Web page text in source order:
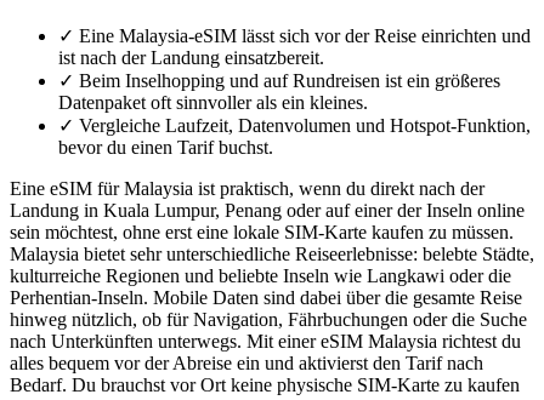
✓ Eine Malaysia-eSIM lässt sich vor der Reise einrichten und
ist nach der Landung einsatzbereit.
✓ Beim Inselhopping und auf Rundreisen ist ein größeres
Datenpaket oft sinnvoller als ein kleines.
✓ Vergleiche Laufzeit, Datenvolumen und Hotspot-Funktion,
bevor du einen Tarif buchst.
Eine eSIM für Malaysia ist praktisch, wenn du direkt nach der
Landung in Kuala Lumpur, Penang oder auf einer der Inseln online
sein möchtest, ohne erst eine lokale SIM-Karte kaufen zu müssen.
Malaysia bietet sehr unterschiedliche Reiseerlebnisse: belebte Städte,
kulturreiche Regionen und beliebte Inseln wie Langkawi oder die
Perhentian-Inseln. Mobile Daten sind dabei über die gesamte Reise
hinweg nützlich, ob für Navigation, Fährbuchungen oder die Suche
nach Unterkünften unterwegs. Mit einer eSIM Malaysia richtest du
alles bequem vor der Abreise ein und aktivierst den Tarif nach
Bedarf. Du brauchst vor Ort keine physische SIM-Karte zu kaufen